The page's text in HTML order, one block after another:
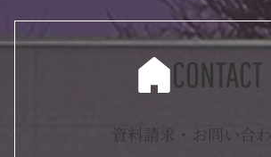
CONTACT
資料請求・お問い合